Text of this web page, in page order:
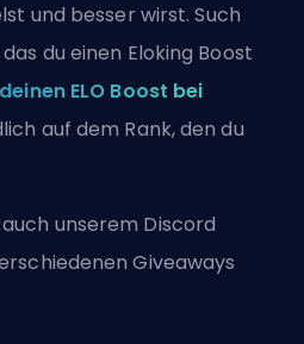
und besser wirst. Such
du einen Eloking Boost
ELO Boost bei
auf dem Rank, den du
unserem Discord
Giveaways